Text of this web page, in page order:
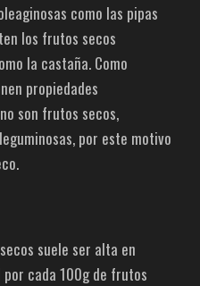
como las pipas
los frutos secos
la castaña. Como
propiedades
son frutos secos,
por este motivo
suele ser alta en
cada 100g de frutos